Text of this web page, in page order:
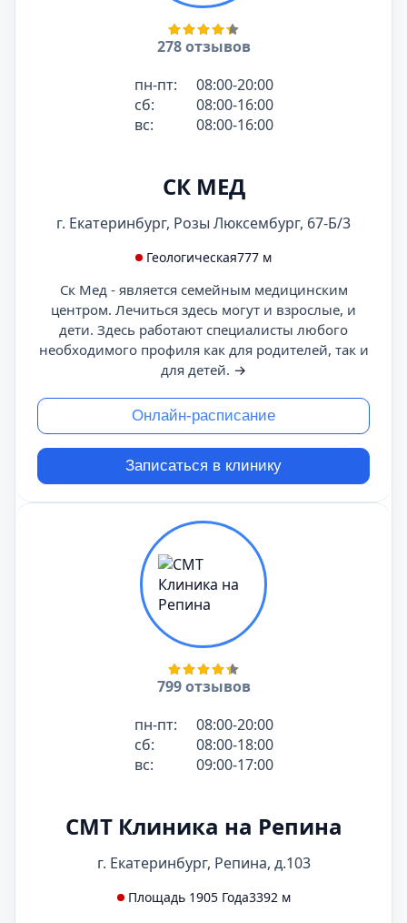
278 отзывов
пн-пт:
08:00-20:00
сб:
08:00-16:00
вс:
08:00-16:00
СК МЕД
г. Екатеринбург, Розы Люксембург, 67-Б/3
Геологическая777 м
Ск Мед - является семейным медицинским
центром. Лечиться здесь могут и взрослые, и
дети. Здесь работают специалисты любого
необходимого профиля как для родителей, так и
для детей. →
Онлайн-расписание
Записаться в клинику
799 отзывов
пн-пт:
08:00-20:00
сб:
08:00-18:00
вс:
09:00-17:00
СМТ Клиника на Репина
г. Екатеринбург, Репина, д.103
Площадь 1905 Года3392 м